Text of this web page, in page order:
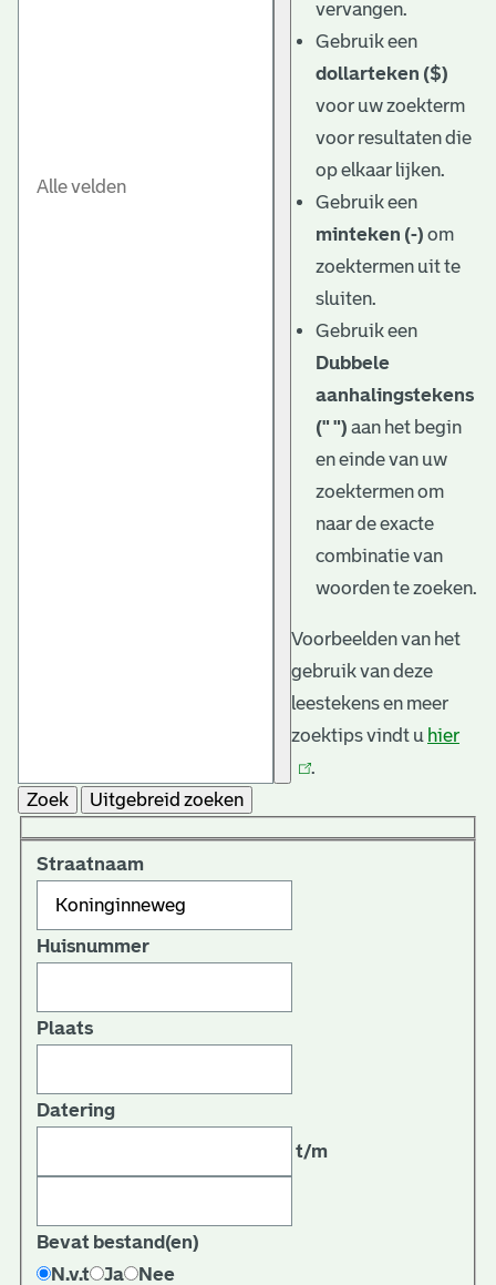
vervangen.
Gebruik een
dollarteken ($)
voor uw zoekterm
voor resultaten die
op elkaar lijken.
Gebruik een
minteken (-) om
zoektermen uit te
sluiten.
Gebruik een
Dubbele
aanhalingstekens
(" ") aan het begin
en einde van uw
zoektermen om
naar de exacte
combinatie van
woorden te zoeken.
Voorbeelden van het
gebruik van deze
leestekens en meer
zoektips vindt u hier
.
Zoek
Uitgebreid zoeken
Straatnaam
Huisnummer
Plaats
Datering
t/m
Bevat bestand(en)
N.v.t
Ja Nee